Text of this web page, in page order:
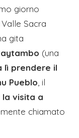
giorno
Sacra
gita
(una
lì prendere il
Pueblo , il
visita a
chiamato